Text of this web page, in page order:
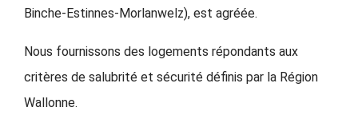
Binche-Estinnes-Morlanwelz), est agréée.
Nous fournissons des logements répondants aux
critères de salubrité et sécurité définis par la Région
Wallonne.